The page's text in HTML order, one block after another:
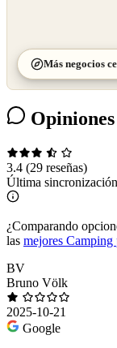
Más negocios
3.4 (29 reseñas)
Última
¿Comparando
las mejores Camping
BV
Bruno Völk
2025-10-21
Google